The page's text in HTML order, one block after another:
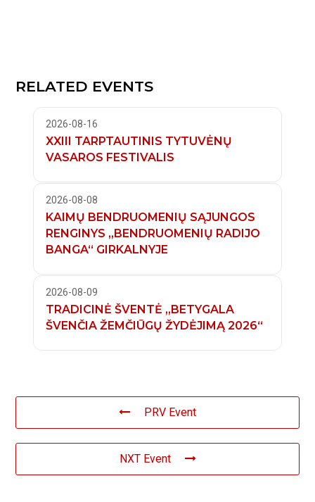
RELATED EVENTS
2026-08-16
XXIII TARPTAUTINIS TYTUVĖNŲ
VASAROS FESTIVALIS
2026-08-08
KAIMŲ BENDRUOMENIŲ SĄJUNGOS
RENGINYS „BENDRUOMENIŲ RADIJO
BANGA“ GIRKALNYJE
2026-08-09
TRADICINĖ ŠVENTĖ „BETYGALA
ŠVENČIA ŽEMČIŪGŲ ŽYDĖJIMĄ 2026“
PRV Event
NXT Event